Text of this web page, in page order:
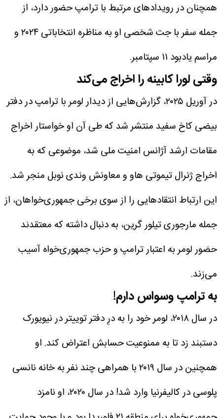
همچنان در رویدادهای مرتبط با ترامپ حضور دارد، از
جمله سفر با جت شخصی او به مناظره انتخاباتی ۲۰۲۴ و
مراسم یادبود ۱۱ سپتامبر.
وقتی لورا کابینه را اخراج می‌کند
در آوریل ۲۰۲۵، گزارش‌هایی از دیدار لومر با ترامپ در دفتر
بیضی کاخ سفید منتشر شد که طی آن او خواستار اخراج
مقامات ارشد آژانس امنیت ملی شد، موضوعی که به
اخراج ژنرال تیموتی هاو و معاونش وندی نوبل منجر شد.
این ارتباط انتقادهایی را از سوی برخی جمهوری‌خواهان، از
جمله مارجوری تیلور گرین، به دنبال داشته که معتقدند
حضور لومر به اعتبار ترامپ و حزب جمهوری‌خواه آسیب
می‌زند.
به ترامپ وسواس دارم!
در سال ۲۰۱۸، لومر خود را به درِ دفتر توییتر در نیویورک
دستبند زد تا به ممنوعیت حسابش اعتراض کند. او
همچنین در سال ۲۰۱۹ با همراهی چند نفر به خانه نانسی
پلوسی در کالیفرنیا وارد شد! در سال ۲۰۲۰، او نامزد